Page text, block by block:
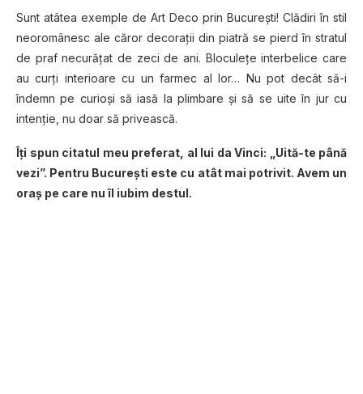
Sunt atâtea exemple de Art Deco prin București! Clădiri în stil
neoromânesc ale căror decorații din piatră se pierd în stratul
de praf necurățat de zeci de ani. Bloculețe interbelice care
au curți interioare cu un farmec al lor… Nu pot decât să-i
îndemn pe curioși să iasă la plimbare și să se uite în jur cu
intenție, nu doar să privească.
Îți spun citatul meu preferat, al lui da Vinci: „Uită-te până
vezi”. Pentru București este cu atât mai potrivit. Avem un
oraș pe care nu îl iubim destul.